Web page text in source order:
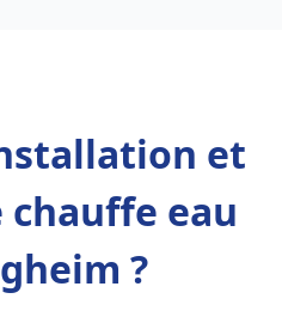
et
chauffe eau
?